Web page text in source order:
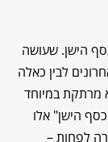
הישן. שעושה
לבין כאלה
מרתקת במיוחד
הישן" אלו
לפחות –